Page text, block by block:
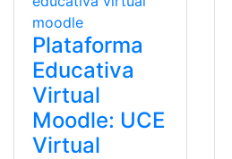
Plataforma
Educativa
Virtual
Moodle: UCE
Virtual